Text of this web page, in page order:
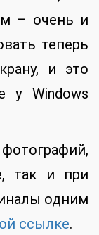
– очень и
теперь
и это
у Windows
так и при
одним
ссылке.